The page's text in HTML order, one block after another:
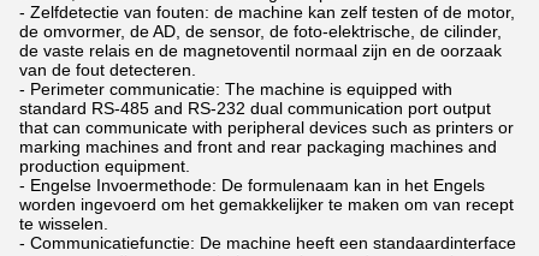
- Zelfdetectie van fouten: de machine kan zelf testen of de motor,
de omvormer, de AD, de sensor, de foto-elektrische, de cilinder,
de vaste relais en de magnetoventil normaal zijn en de oorzaak
van de fout detecteren.
- Perimeter communicatie: The machine is equipped with
standard RS-485 and RS-232 dual communication port output
that can communicate with peripheral devices such as printers or
marking machines and front and rear packaging machines and
production equipment.
- Engelse Invoermethode: De formulenaam kan in het Engels
worden ingevoerd om het gemakkelijker te maken om van recept
te wisselen.
- Communicatiefunctie: De machine heeft een standaardinterface